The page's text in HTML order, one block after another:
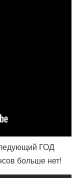
ГОД
больше нет!